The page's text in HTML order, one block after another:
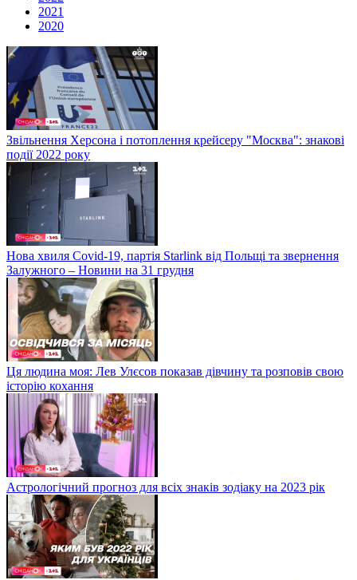
2021
2020
Звільнення Херсона і потоплення крейсеру "Москва": знакові
події 2022 року
Нова хвиля Covid-19, партія Starlink від Польщі та звернення
Залужного – Новини на 31 грудня
Ця людина моя: Лев Улєсов показав дівчину та розповів свою
історію кохання
Астрологічний прогноз для всіх знаків зодіаку на 2023 рік